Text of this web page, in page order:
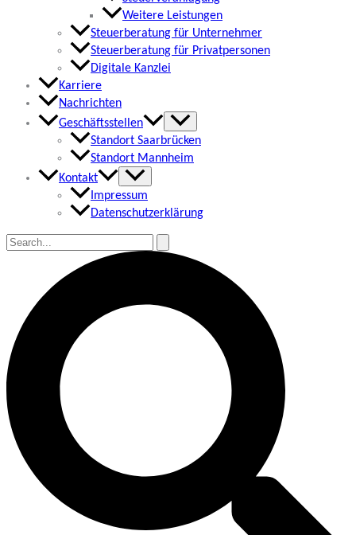
Weitere Leistungen
Steuerberatung für Unternehmer
Steuerberatung für Privatpersonen
Digitale Kanzlei
Karriere
Nachrichten
Geschäftsstellen
Standort Saarbrücken
Standort Mannheim
Kontakt
Impressum
Datenschutzerklärung
Suchen